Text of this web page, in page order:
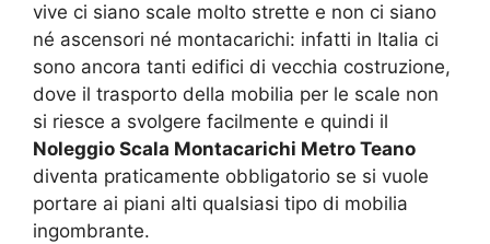
vive ci siano scale molto strette e non ci siano
né ascensori né montacarichi: infatti in Italia ci
sono ancora tanti edifici di vecchia costruzione,
dove il trasporto della mobilia per le scale non
si riesce a svolgere facilmente e quindi il
Noleggio Scala Montacarichi Metro Teano
diventa praticamente obbligatorio se si vuole
portare ai piani alti qualsiasi tipo di mobilia
ingombrante.